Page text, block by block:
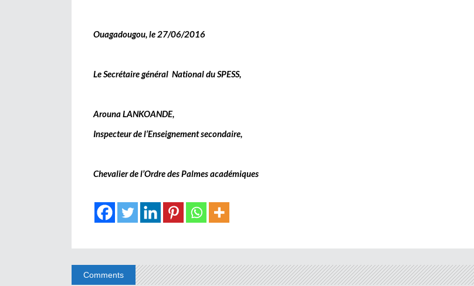
Ouagadougou, le 27/06/2016
Le Secrétaire général National du SPESS,
Arouna LANKOANDE,
Inspecteur de l’Enseignement secondaire,
Chevalier de l’Ordre des Palmes académiques
Comments